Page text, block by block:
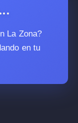
La Zona?
en tu